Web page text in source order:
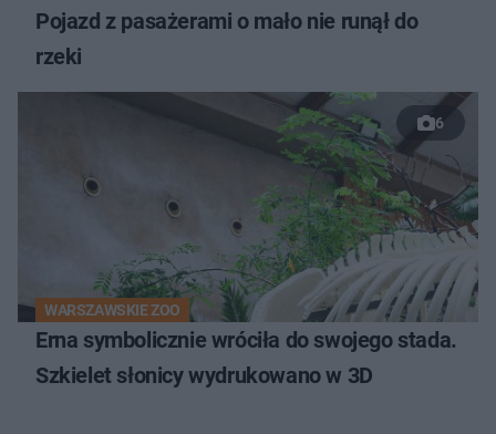
Pojazd z pasażerami o mało nie runął do
rzeki
6
WARSZAWSKIE ZOO
Erna symbolicznie wróciła do swojego stada.
Szkielet słonicy wydrukowano w 3D